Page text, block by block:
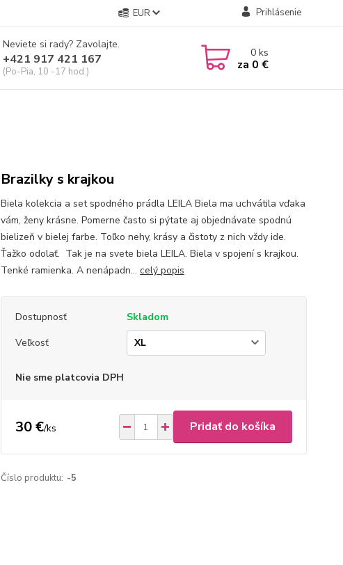
EUR Prihlásenie
Neviete si rady? Zavolajte.
+421 917 421 167
(Po-Pia, 10 -17 hod.)
0ks
za 0 €
Brazilky s krajkou
Biela kolekcia a set spodného prádla LEILA Biela ma uchvátila vďaka
vám, ženy krásne. Pomerne často si pýtate aj objednávate spodnú
bielizeň v bielej farbe. Toľko nehy, krásy a čistoty z nich vždy ide.
Ťažko odolať. Tak je na svete biela LEILA. Biela v spojení s krajkou.
Tenké ramienka. A nenápadn... celý popis
Dostupnosť
Skladom
Veľkosť
Nie sme platcovia DPH
30 €/ks Pridať do košíka
Číslo produktu: -5